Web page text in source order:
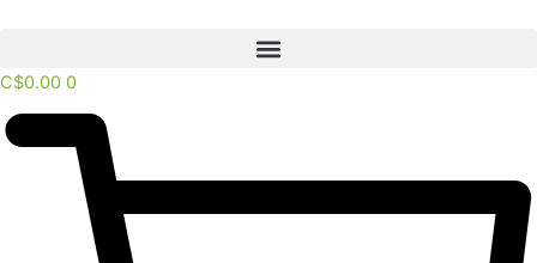
contenido
C$0.00 0